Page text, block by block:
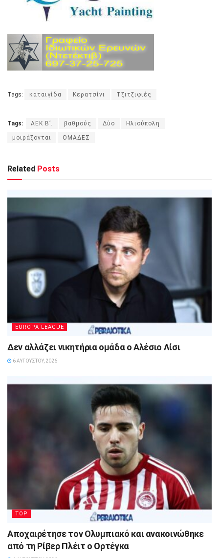
Tags: καταιγίδα Κερατσίνι Τζιτζιφιές
Tags: ΑΕΚ Β’. βαθμούς Δύο Ηλιούπολη
μοιράζονται ΟΜΑΔΕΣ
Related Posts
EUROPA LEAGUE
Δεν αλλάζει νικητήρια ομάδα ο Αλέσιο Λίσι
6 ΑΥΓΟΎΣΤΟΥ, 2026
TOP
Αποχαιρέτησε τον Ολυμπιακό και ανακοινώθηκε
από τη Ρίβερ Πλέιτ ο Ορτέγκα